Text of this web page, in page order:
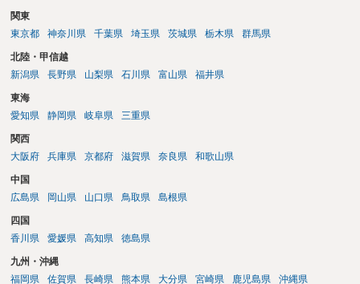
関東
東京都
神奈川県 千葉県 埼玉県 茨城県 栃木県 群馬県
北陸・甲信越
新潟県
長野県 山梨県 石川県 富山県 福井県
東海
愛知県
静岡県 岐阜県 三重県
関西
大阪府
兵庫県 京都府 滋賀県 奈良県 和歌山県
中国
広島県
岡山県 山口県 鳥取県 島根県
四国
香川県
愛媛県 高知県 徳島県
九州・沖縄
福岡県
佐賀県 長崎県 熊本県 大分県 宮崎県 鹿児島県 沖縄県